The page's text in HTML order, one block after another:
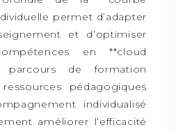
permet d’adapter
et d’optimiser
en **cloud
parcours de formation
pédagogiques
individualisé
améliorer l’efficacité